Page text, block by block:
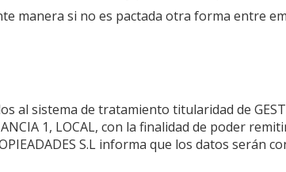
manera si no es pactada otra forma entre
sistema de tratamiento titularidad de
1, LOCAL, con la finalidad de poder
S.L informa que los datos serán